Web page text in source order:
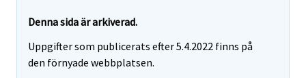
Denna sida är arkiverad.
Uppgifter som publicerats efter 5.4.2022 finns på
den förnyade webbplatsen.